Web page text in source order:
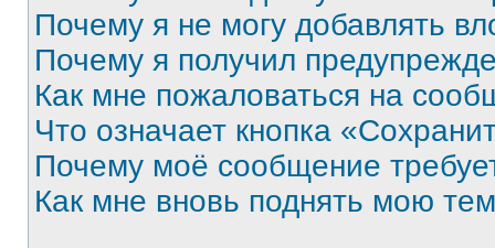
Почему я не могу добавлять
Почему я получил
Как мне пожаловаться на
Что означает кнопка
Почему моё сообщение
Как мне вновь поднять мою